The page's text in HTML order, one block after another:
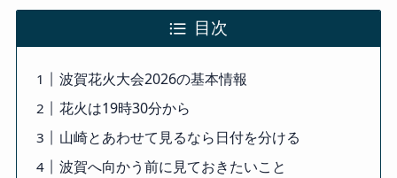
目次
波賀花火大会2026の基本情報
花火は19時30分から
山崎とあわせて見るなら日付を分ける
波賀へ向かう前に見ておきたいこと